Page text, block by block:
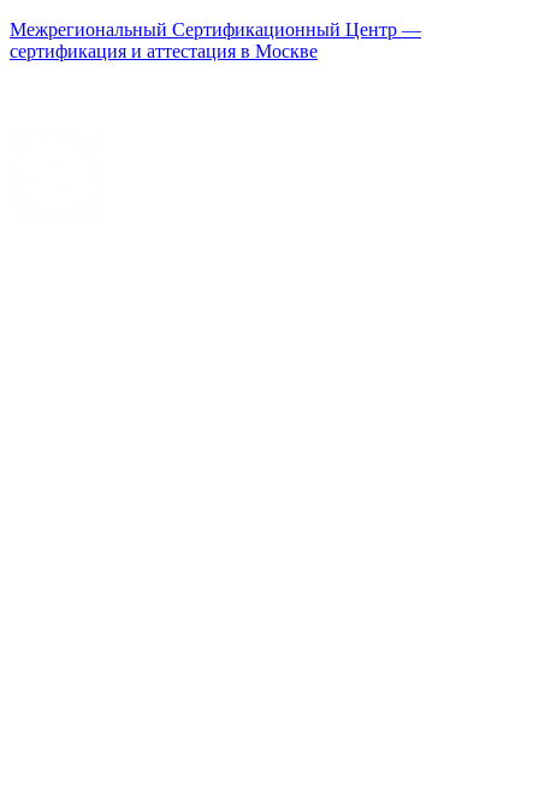
Межрегиональный Сертификационный Центр —
сертификация и аттестация в Москве